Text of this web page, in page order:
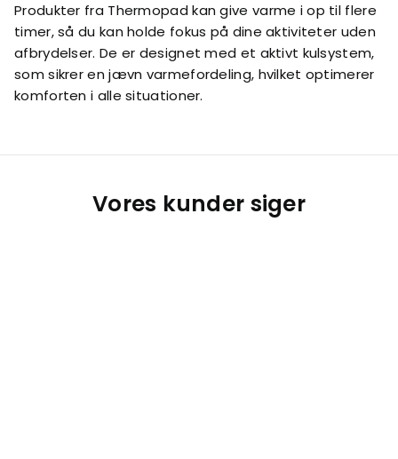
Produkter fra Thermopad kan give varme i op til flere
timer, så du kan holde fokus på dine aktiviteter uden
afbrydelser. De er designet med et aktivt kulsystem,
som sikrer en jævn varmefordeling, hvilket optimerer
komforten i alle situationer.
Vores kunder siger